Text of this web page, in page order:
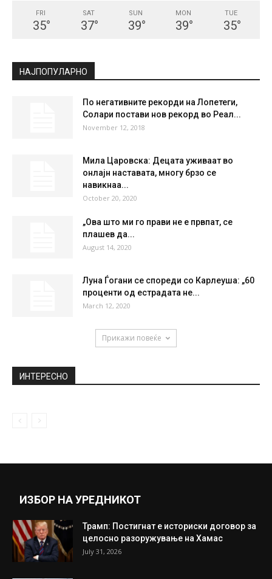
FRI
35°
SAT
37°
SUN
39°
MON
39°
TUE
35°
НАЈПОПУЛАРНО
По негативните рекорди на Лопетеги,
Солари постави нов рекорд во Реал...
November 12, 2018
Мила Царовска: Децата уживаат во
онлајн наставата, многу брзо се
навикнаа...
October 20, 2020
„Ова што ми го прави не е првпат, се
плашев да...
August 14, 2020
Луна Ѓогани се спореди со Карлеуша: „60
проценти од естрадата не...
March 12, 2020
Прикажи повеќе
ИНТЕРЕСНО
ИЗБОР НА УРЕДНИКОТ
Трамп: Постигнат е историски договор за
целосно разоружување на Хамас
July 31, 2026